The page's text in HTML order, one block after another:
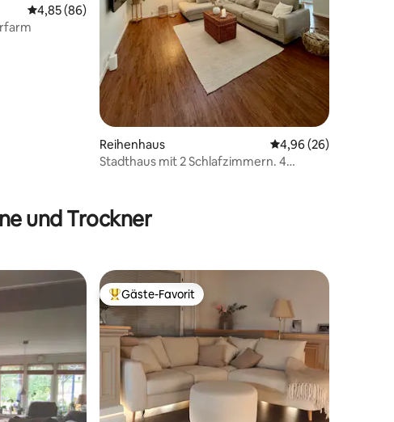
Durchschnittliche Bewertung: 4,85 von 5, 86 Bewertungen
4,85 (86)
Reihenhaus Durchschnittliche
4,96 (26)
Stadthaus mit 2 Schlafzimmern. 4
und Trockner
Beliebter Gäste-Favorit.
Gäste-Favorit